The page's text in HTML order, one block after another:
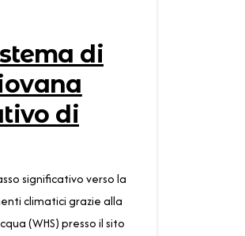
di
di
significativo verso la
climatici grazie alla
(WHS) presso il sito